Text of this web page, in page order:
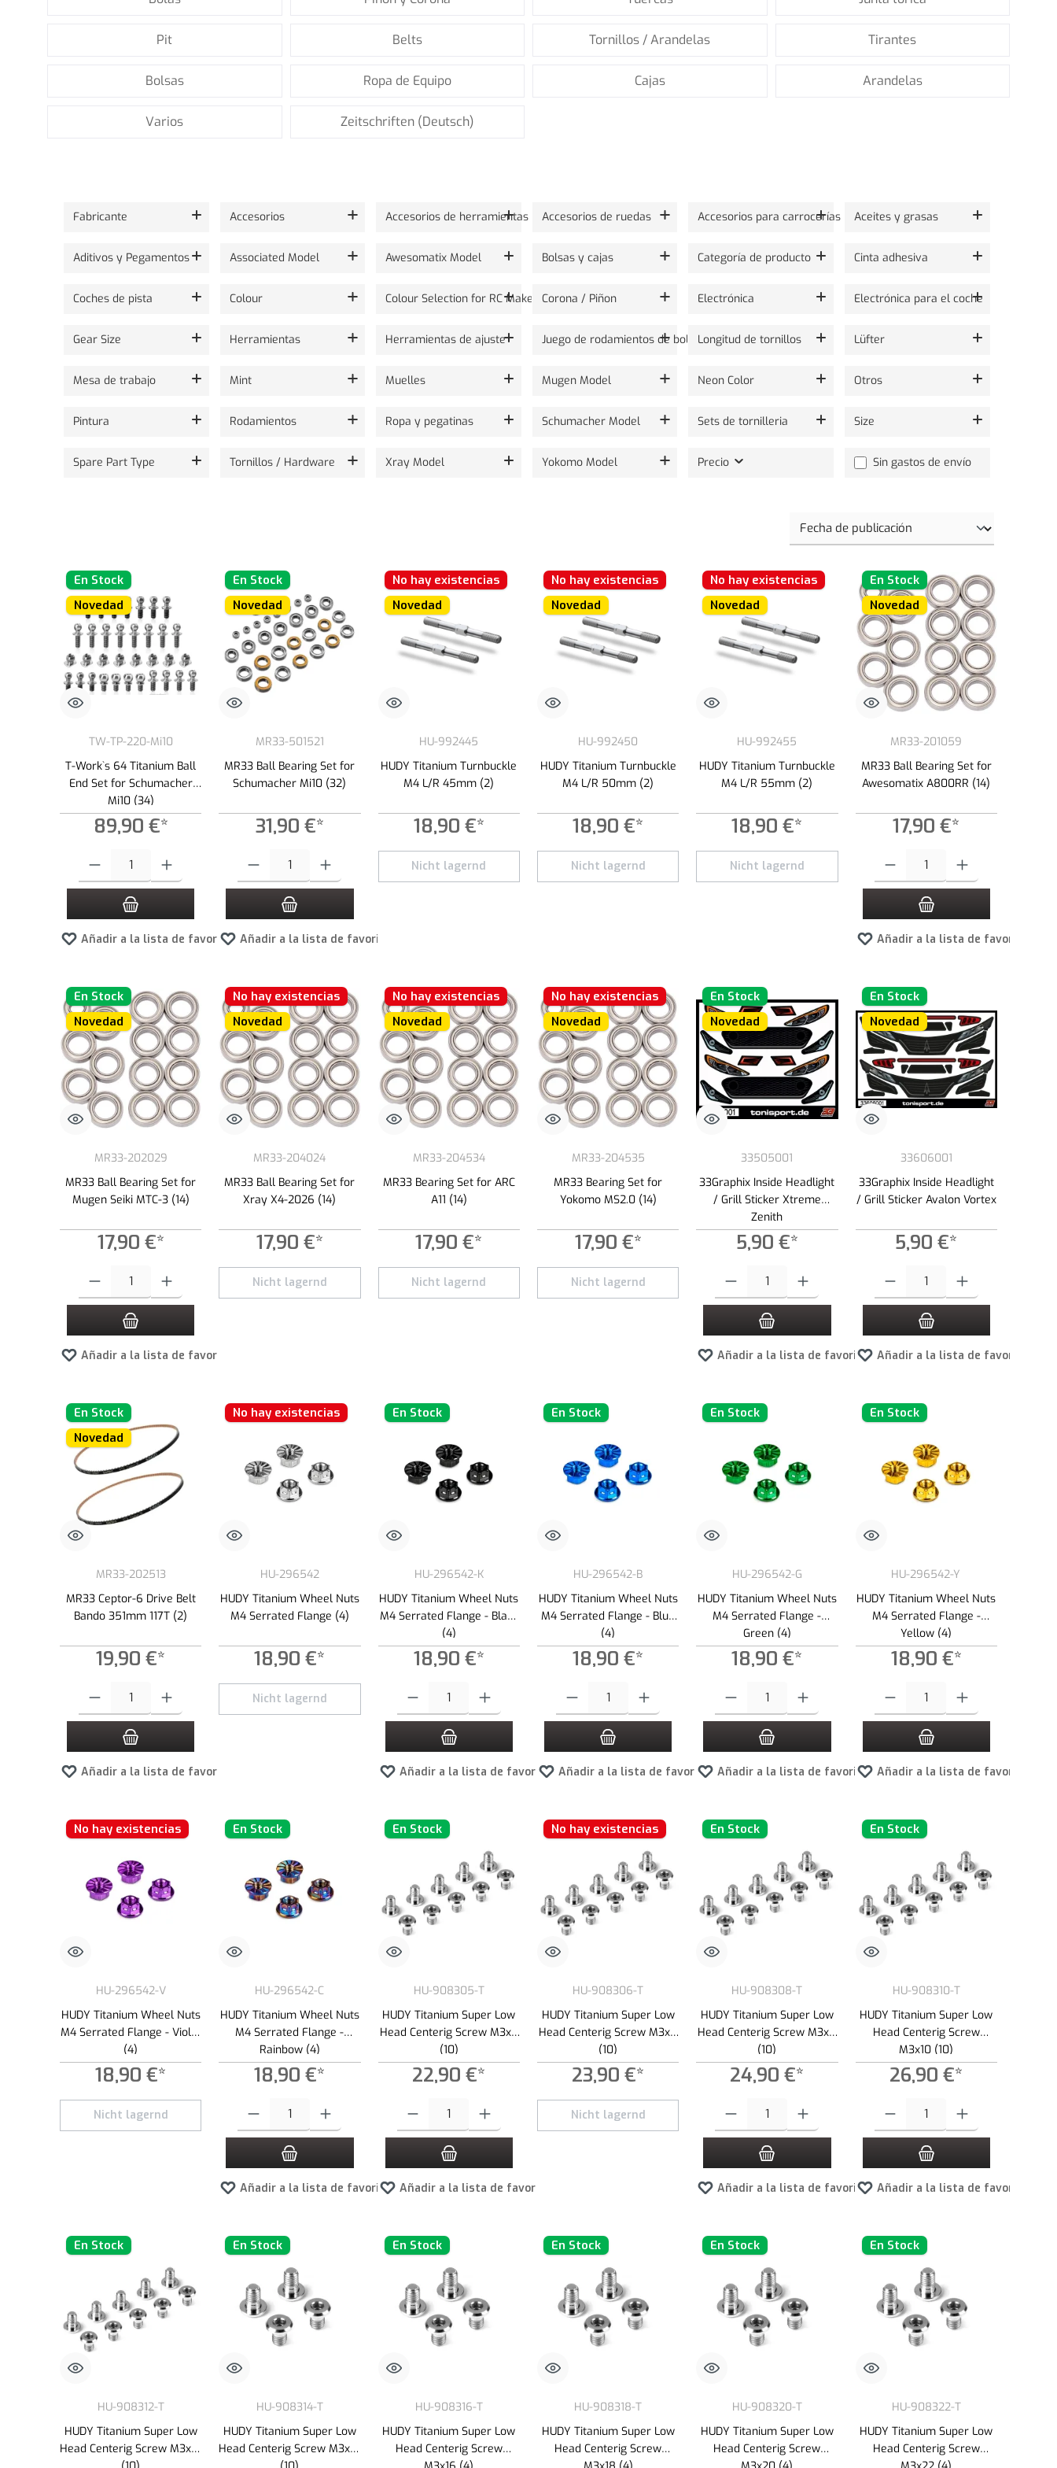
Pit Belts Tornillos / Arandelas Tirantes
Bolsas Ropa de Equipo Cajas Arandelas
Varios Zeitschriften (Deutsch)
Fabricante Accesorios Accesorios de herramientas Accesorios de ruedas Accesorios para carrocerías Aceites y grasas
Aditivos y Pegamentos Associated Model Awesomatix Model Bolsas y cajas Categoría de producto Cinta adhesiva
Coches de pista Colour Colour Selection for RC Maker StickerCorona / Piñon Electrónica Electrónica para el coche
Gear Size Herramientas Herramientas de ajuste Juego de rodamientos de bolasLongitud de tornillos Lüfter
Mesa de trabajo Mint Muelles Mugen Model Neon Color Otros
Pintura Rodamientos Ropa y pegatinas Schumacher Model Sets de tornilleria Size
Spare Part Type Tornillos / Hardware Xray Model Yokomo Model Precio Añadir filtro: Envío gratis
Sin gastos de envío
Mostrando 24 de 2526 productos.
En Stock
Novedad
TW-TP-220-Mi10
T-Work`s 64 Titanium Ball
End Set for Schumacher
Mi10 (34)
89,90 €*
Cantidad del producto: introduce la cantidad deseada o usa los botones para aumentar o disminuir la cantidad.
Añadir a la lista de favoritos
En Stock
Novedad
MR33-501521
MR33 Ball Bearing Set for
Schumacher Mi10 (32)
31,90 €*
Cantidad del producto: introduce la cantidad deseada o usa los botones para aumentar o disminuir la cantidad.
Añadir a la lista de favoritos
No hay existencias
Novedad
HU-992445
HUDY Titanium Turnbuckle
M4 L/R 45mm (2)
18,90 €*
Nicht lagernd
No hay existencias
Novedad
HU-992450
HUDY Titanium Turnbuckle
M4 L/R 50mm (2)
18,90 €*
Nicht lagernd
No hay existencias
Novedad
HU-992455
HUDY Titanium Turnbuckle
M4 L/R 55mm (2)
18,90 €*
Nicht lagernd
En Stock
Novedad
MR33-201059
MR33 Ball Bearing Set for
Awesomatix A800RR (14)
17,90 €*
Añadir a la lista de favoritos
En Stock
Novedad
MR33-202029
MR33 Ball Bearing Set for
Mugen Seiki MTC-3 (14)
17,90 €*
Cantidad del producto: introduce la cantidad deseada o usa los botones para aumentar o disminuir la cantidad.
Añadir a la lista de favoritos
No hay existencias
Novedad
MR33-204024
MR33 Ball Bearing Set for
Xray X4-2026 (14)
17,90 €*
Nicht lagernd
No hay existencias
Novedad
MR33-204534
MR33 Bearing Set for ARC
A11 (14)
17,90 €*
Nicht lagernd
No hay existencias
Novedad
MR33-204535
MR33 Bearing Set for
Yokomo MS2.0 (14)
17,90 €*
Nicht lagernd
En Stock
Novedad
33505001
33Graphix Inside Headlight
/ Grill Sticker Xtreme
Zenith
5,90 €*
Añadir a la lista de favoritos
En Stock
Novedad
33606001
33Graphix Inside Headlight
/ Grill Sticker Avalon Vortex
5,90 €*
Añadir a la lista de favoritos
En Stock
Novedad
MR33-202513
MR33 Ceptor-6 Drive Belt
Bando 351mm 117T (2)
19,90 €*
Cantidad del producto: introduce la cantidad deseada o usa los botones para aumentar o disminuir la cantidad.
Añadir a la lista de favoritos
No hay existencias
HU-296542
HUDY Titanium Wheel Nuts
M4 Serrated Flange (4)
18,90 €*
Nicht lagernd
En Stock
HU-296542-K
HUDY Titanium Wheel Nuts
M4 Serrated Flange - Black
(4)
18,90 €*
Añadir a la lista de favoritos
En Stock
HU-296542-B
HUDY Titanium Wheel Nuts
M4 Serrated Flange - Blue
(4)
18,90 €*
Añadir a la lista de favoritos
En Stock
HU-296542-G
HUDY Titanium Wheel Nuts
M4 Serrated Flange -
Green (4)
18,90 €*
Añadir a la lista de favoritos
En Stock
HU-296542-Y
HUDY Titanium Wheel Nuts
M4 Serrated Flange -
Yellow (4)
18,90 €*
Añadir a la lista de favoritos
No hay existencias
HU-296542-V
HUDY Titanium Wheel Nuts
M4 Serrated Flange - Violet
(4)
18,90 €*
Nicht lagernd
En Stock
HU-296542-C
HUDY Titanium Wheel Nuts
M4 Serrated Flange -
Rainbow (4)
18,90 €*
Cantidad del producto: introduce la cantidad deseada o usa los botones para aumentar o disminuir la cantidad.
Añadir a la lista de favoritos
En Stock
HU-908305-T
HUDY Titanium Super Low
Head Centerig Screw M3x5
(10)
22,90 €*
Cantidad del producto: introduce la cantidad deseada o usa los botones para aumentar o disminuir la cantidad.
Añadir a la lista de favoritos
No hay existencias
HU-908306-T
HUDY Titanium Super Low
Head Centerig Screw M3x6
(10)
23,90 €*
Nicht lagernd
En Stock
HU-908308-T
HUDY Titanium Super Low
Head Centerig Screw M3x8
(10)
24,90 €*
Añadir a la lista de favoritos
En Stock
HU-908310-T
HUDY Titanium Super Low
Head Centerig Screw
M3x10 (10)
26,90 €*
Añadir a la lista de favoritos
En Stock
HU-908312-T
HUDY Titanium Super Low
Head Centerig Screw M3x12
En Stock
HU-908314-T
HUDY Titanium Super Low
Head Centerig Screw M3x14
En Stock
HU-908316-T
HUDY Titanium Super Low
Head Centerig Screw
En Stock
HU-908318-T
HUDY Titanium Super Low
Head Centerig Screw
En Stock
HU-908320-T
HUDY Titanium Super Low
Head Centerig Screw
En Stock
HU-908322-T
HUDY Titanium Super Low
Head Centerig Screw